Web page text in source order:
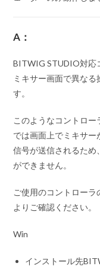
A：
BITWIG STUDIO対応
ミキサー画面で異な
す。
このようなコントロ
では画面上でミキサー
信号が送信されるため
ができません。
ご使用のコントロー
よりご確認ください。
Win
インストール先